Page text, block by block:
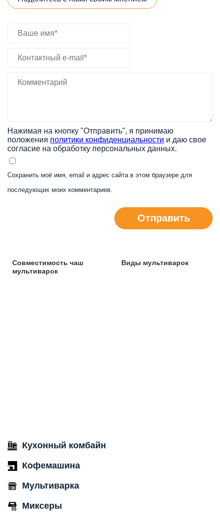
Нажимая на кнопку "Отправить", я принимаю
положения политики конфиденциальности и даю свое
согласие на обработку персональных данных.
Сохранить моё имя, email и адрес сайта в этом браузере для
последующих моих комментариев.
Отправить
Совместимость чаш
мультиварок
Виды мультиварок
Кухонный комбайн
Кофемашина
Мультиварка
Миксеры